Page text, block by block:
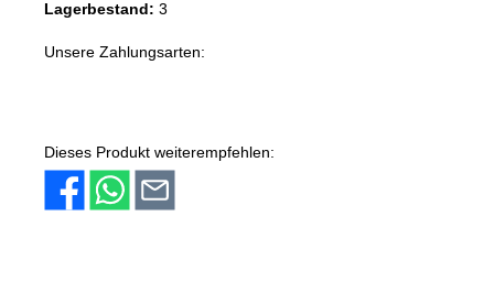
Lagerbestand: 3
Unsere Zahlungsarten:
Dieses Produkt weiterempfehlen: